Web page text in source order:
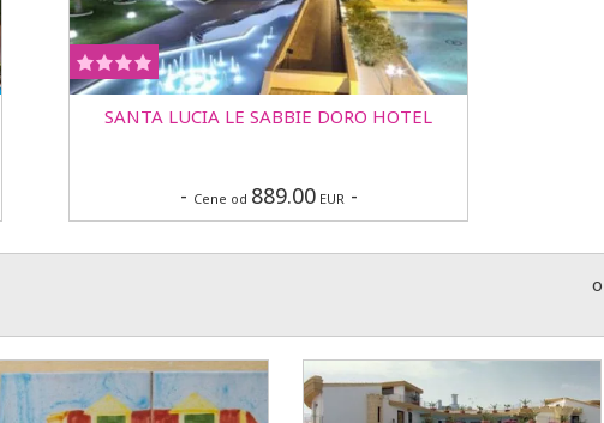
SANTA LUCIA LE SABBIE DORO HOTEL
- Cene od 889.00EUR-